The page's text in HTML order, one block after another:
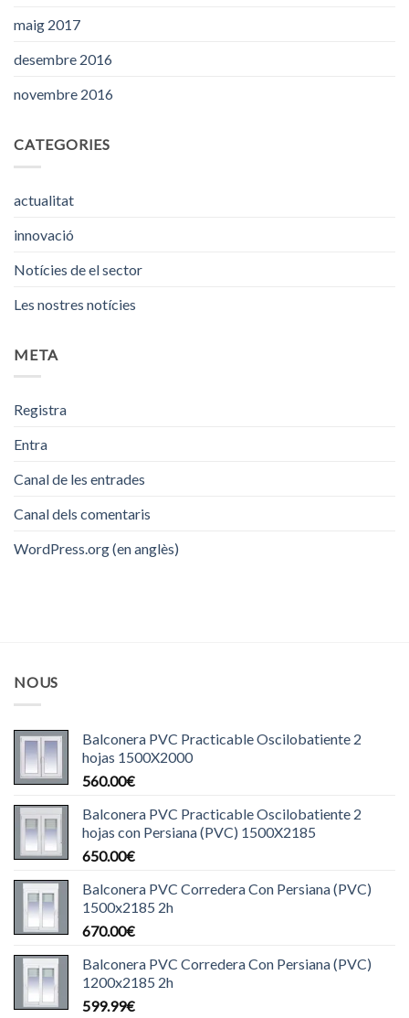
maig 2017
desembre 2016
novembre 2016
CATEGORIES
actualitat
innovació
Notícies de el sector
Les nostres notícies
META
Registra
Entra
Canal de les entrades
Canal dels comentaris
WordPress.org (en anglès)
NOUS
Balconera PVC Practicable Oscilobatiente 2
hojas 1500X2000
560.00€
Balconera PVC Practicable Oscilobatiente 2
hojas con Persiana (PVC) 1500X2185
650.00€
Balconera PVC Corredera Con Persiana (PVC)
1500x2185 2h
670.00€
Balconera PVC Corredera Con Persiana (PVC)
1200x2185 2h
599.99€